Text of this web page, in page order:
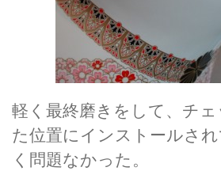
軽く最終磨きをして、チ
た位置にインストールさ
く問題なかった。